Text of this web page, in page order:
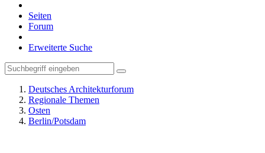
Seiten
Forum
Erweiterte Suche
Deutsches Architekturforum
Regionale Themen
Osten
Berlin/Potsdam